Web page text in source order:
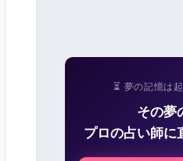
⏳ 夢の記憶は
その夢
プロの占い師に